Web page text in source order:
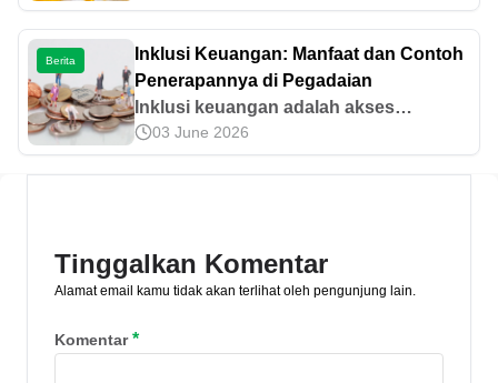
likuiditas, jangka waktu, dan bentuk
kepemilikan. Temukan perbedaan
lengkapnya!
Berita
Inklusi Keuangan: Manfaat dan Contoh
Penerapannya di Pegadaian
Inklusi keuangan adalah akses
masyarakat terhadap layanan
keuangan yang mudah dan aman.
03 June 2026
Tinggalkan Komentar
Alamat email kamu tidak akan terlihat oleh pengunjung lain.
Komentar*